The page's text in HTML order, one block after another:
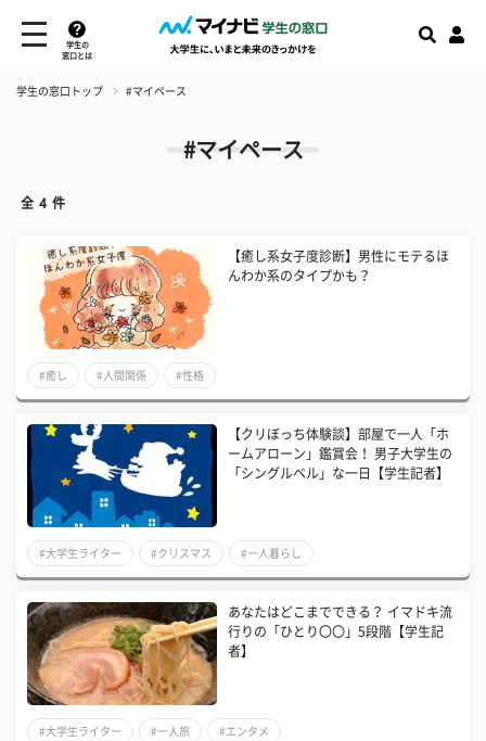
学生の
窓口とは
学生の窓口トップ #マイペース
#マイペース
全 4 件
【癒し系女子度診断】男性にモテるほ
んわか系のタイプかも？
#癒し #人間関係 #性格
【クリぼっち体験談】部屋で一人「ホ
ームアローン」鑑賞会！ 男子大学生の
「シングルベル」な一日【学生記者】
#大学生ライター #クリスマス #一人暮らし
あなたはどこまでできる？ イマドキ流
行りの「ひとり〇〇」5段階【学生記
者】
#大学生ライター #一人旅 #エンタメ